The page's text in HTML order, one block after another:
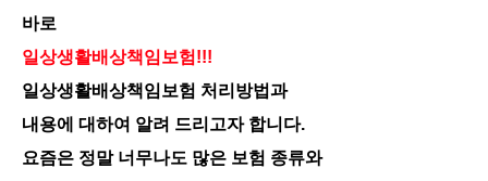
바로
일상생활배상책임보험!!!
일상생활배상책임보험 처리방법과
내용에 대하여 알려 드리고자 합니다.
요즘은 정말 너무나도 많은 보험 종류와